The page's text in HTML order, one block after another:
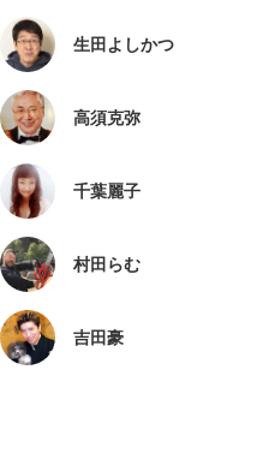
生田よしかつ
高須克弥
千葉麗子
村田らむ
吉田豪